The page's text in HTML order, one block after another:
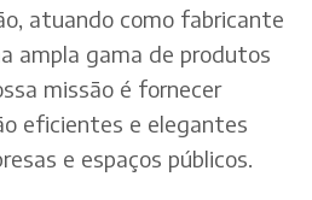
atuando como fabricante
ampla gama de produtos
missão é fornecer
eficientes e elegantes
e espaços públicos.